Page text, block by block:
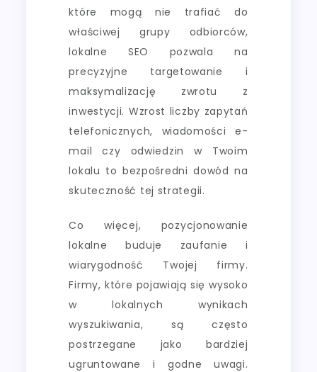
które mogą nie trafiać do
właściwej grupy odbiorców,
lokalne SEO pozwala na
precyzyjne targetowanie i
maksymalizację zwrotu z
inwestycji. Wzrost liczby zapytań
telefonicznych, wiadomości e-
mail czy odwiedzin w Twoim
lokalu to bezpośredni dowód na
skuteczność tej strategii.
Co więcej, pozycjonowanie
lokalne buduje zaufanie i
wiarygodność Twojej firmy.
Firmy, które pojawiają się wysoko
w lokalnych wynikach
wyszukiwania, są często
postrzegane jako bardziej
ugruntowane i godne uwagi.